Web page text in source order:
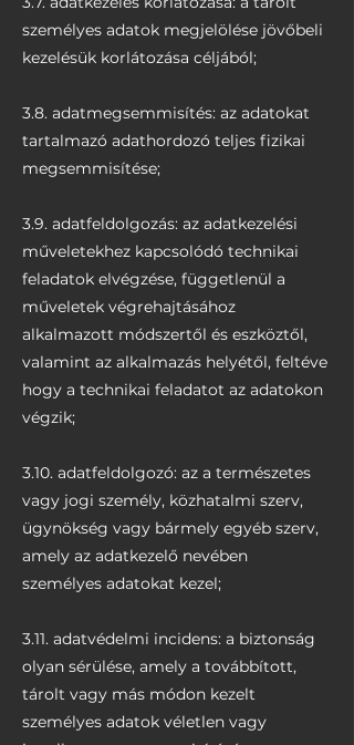
személyes adatok megjelölése jövőbeli
kezelésük korlátozása céljából;
3.8. adatmegsemmisítés: az adatokat
tartalmazó adathordozó teljes fizikai
megsemmisítése;
3.9. adatfeldolgozás: az adatkezelési
műveletekhez kapcsolódó technikai
feladatok elvégzése, függetlenül a
műveletek végrehajtásához
alkalmazott módszertől és eszköztől,
valamint az alkalmazás helyétől, feltéve
hogy a technikai feladatot az adatokon
végzik;
3.10. adatfeldolgozó: az a természetes
vagy jogi személy, közhatalmi szerv,
ügynökség vagy bármely egyéb szerv,
amely az adatkezelő nevében
személyes adatokat kezel;
3.11. adatvédelmi incidens: a biztonság
olyan sérülése, amely a továbbított,
tárolt vagy más módon kezelt
személyes adatok véletlen vagy